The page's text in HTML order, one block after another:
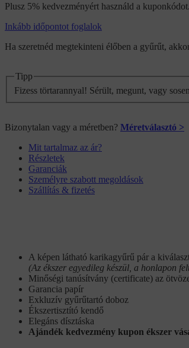
Plusz 5% kedvezményért használd a kuponkódot.
Inkább időpontot foglalok
Ha szeretnéd megtekinteni élőben a gyűrűt,
Tipp
Fizess törtarannyal! Sérült, megunt, vagy
Bizonytalan vagy a méretben? Méretválasztó >
Mit tartalmaz az ár?
Részletek
Garanciák
Személyre szabott megoldások
Szállítás & fizetés
A képen látható karikagyűrű pár a
(Az ékszer egyedileg készül, a honlapon
Minőségi tanúsítvány (certificate) az
Garancia papír
Exkluzív gyűrűtartó doboz
Ékszertisztító kendő
Elegáns dísztáska
Ajándék kedvezmény kupon ékszer